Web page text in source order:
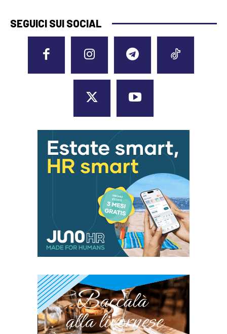
SEGUICI SUI SOCIAL